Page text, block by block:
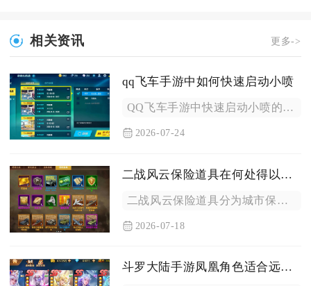
相关资讯 更多->
qq飞车手游中如何快速启动小喷
QQ飞车手游中快速启动小喷的核心是精准把控触发时机、优化漂移...
2026-07-24
二战风云保险道具在何处得以应用
二战风云保险道具分为城市保护保险、出征兵力保险、资源掠夺保险...
2026-07-18
斗罗大陆手游凤凰角色适合远程攻击吗